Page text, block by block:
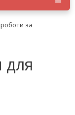
за
для